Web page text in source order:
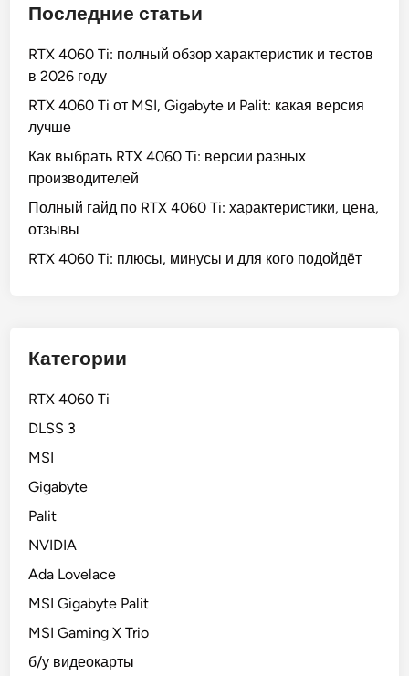
Последние статьи
RTX 4060 Ti: полный обзор характеристик и тестов
в 2026 году
RTX 4060 Ti от MSI, Gigabyte и Palit: какая версия
лучше
Как выбрать RTX 4060 Ti: версии разных
производителей
Полный гайд по RTX 4060 Ti: характеристики, цена,
отзывы
RTX 4060 Ti: плюсы, минусы и для кого подойдёт
Категории
RTX 4060 Ti
DLSS 3
MSI
Gigabyte
Palit
NVIDIA
Ada Lovelace
MSI Gigabyte Palit
MSI Gaming X Trio
б/у видеокарты